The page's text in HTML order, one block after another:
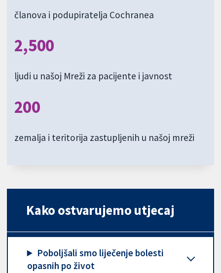
članova i podupiratelja Cochranea
2,500
ljudi u našoj Mreži za pacijente i javnost
200
zemalja i teritorija zastupljenih u našoj mreži
Kako ostvarujemo utjecaj
Poboljšali smo liječenje bolesti
opasnih po život